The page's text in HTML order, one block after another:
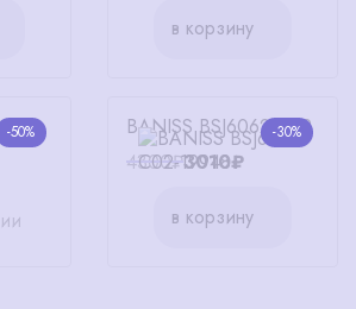
в корзину
-50% -30%
BANISS BSJ6062 C02
4300₽3010₽
в корзину